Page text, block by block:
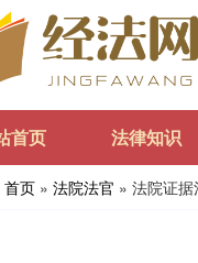
首页 法律知识
首页 » 法院法官 » 法院证据